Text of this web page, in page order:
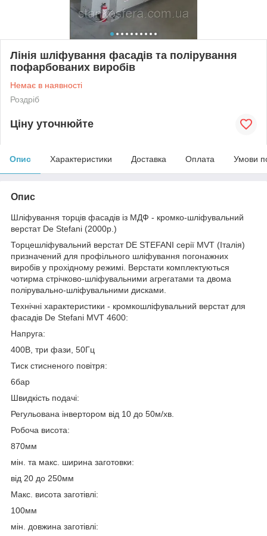
Лінія шліфування фасадів та полірування
пофарбованих виробів
Немає в наявності
Роздріб
Ціну уточнюйте
Опис Характеристики Доставка Оплата Умови
Опис
Шліфування торців фасадів із МДФ - кромко-шліфувальний
верстат De Stefani (2000р.)
Торцешліфувальний верстат DE STEFANI серії MVT (Італія)
призначений для профільного шліфування погонажних
виробів у прохідному режимі. Верстати комплектуються
чотирма стрічково-шліфувальними агрегатами та двома
полірувально-шліфувальними дисками.
Технічні характеристики - кромкошліфувальний верстат для
фасадів De Stefani MVT 4600:
Напруга:
400В, три фази, 50Гц
Тиск стисненого повітря:
6бар
Швидкість подачі:
Регульована інвертором від 10 до 50м/хв.
Робоча висота:
870мм
мін. та макс. ширина заготовки:
від 20 до 250мм
Макс. висота заготівлі:
100мм
мін. довжина заготівлі: